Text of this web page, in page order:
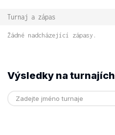
Turnaj a zápas
Žádné nadcházející zápasy.
Výsledky na turnajích